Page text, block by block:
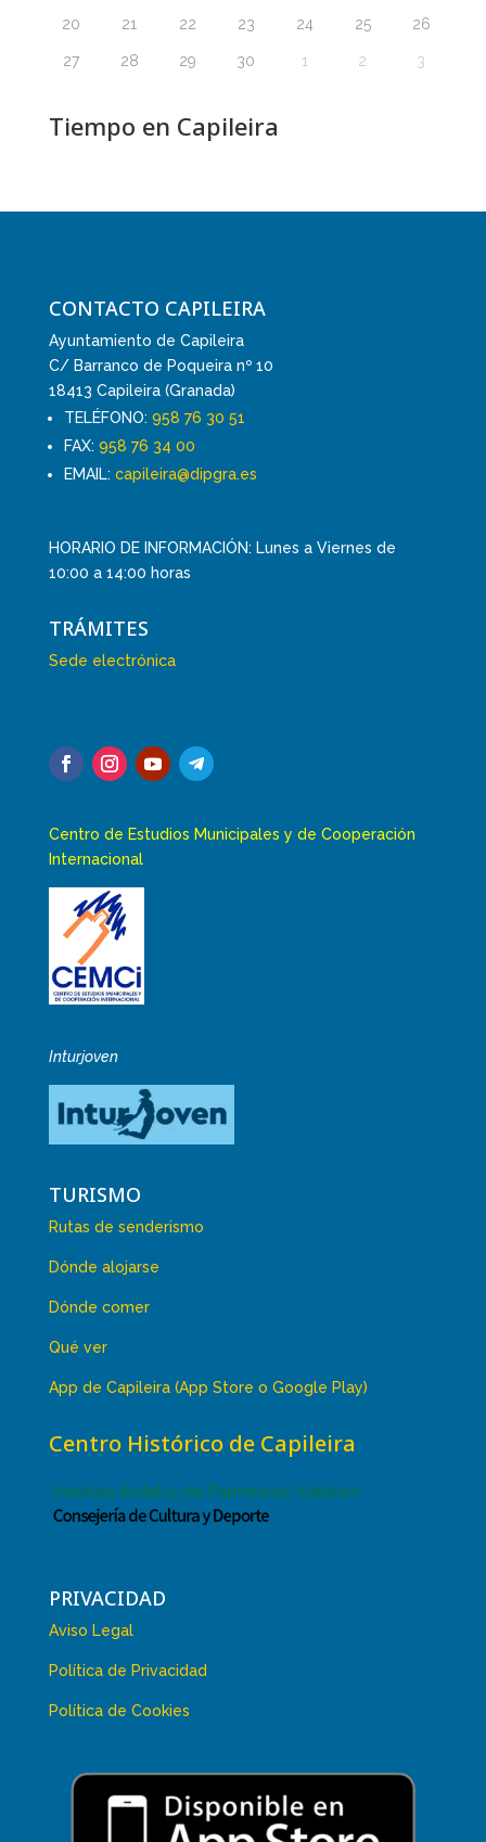
20 21 22 23 24 25 26
27 28 29 30 1 2 3
Tiempo en Capileira
CONTACTO CAPILEIRA
Ayuntamiento de Capileira
C/ Barranco de Poqueira nº 10
18413 Capileira (Granada)
TELÉFONO: 958 76 30 51
FAX: 958 76 34 00
EMAIL: capileira@dipgra.es
HORARIO DE INFORMACIÓN: Lunes a Viernes de
10:00 a 14:00 horas
TRÁMITES
Sede electrónica
Centro de Estudios Municipales y de Cooperación
Internacional
Inturjoven
TURISMO
Rutas de senderismo
Dónde alojarse
Dónde comer
Qué ver
App de Capileira (App Store o Google Play)
Centro Histórico de Capileira
PRIVACIDAD
Aviso Legal
Política de Privacidad
Política de Cookies